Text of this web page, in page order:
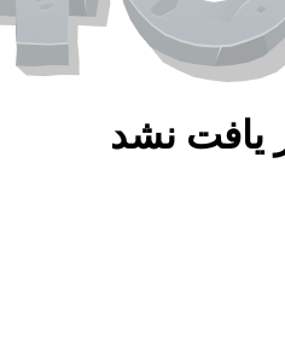
یافت نشد